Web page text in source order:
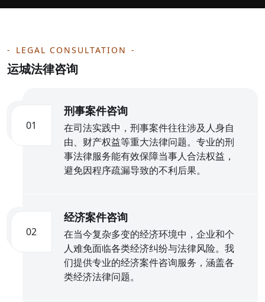
LEGAL CONSULTATION
运城法律咨询
01
刑事案件咨询
在司法实践中，刑事案件往往涉及人身自
由、财产权益等重大法律问题。专业的刑
事法律服务能有效保障当事人合法权益，
避免因程序疏漏导致的不利后果。
02
经济案件咨询
在当今复杂多变的经济环境中，企业和个
人难免面临各类经济纠纷与法律风险。我
们提供专业的经济案件咨询服务，涵盖各
类经济法律问题。